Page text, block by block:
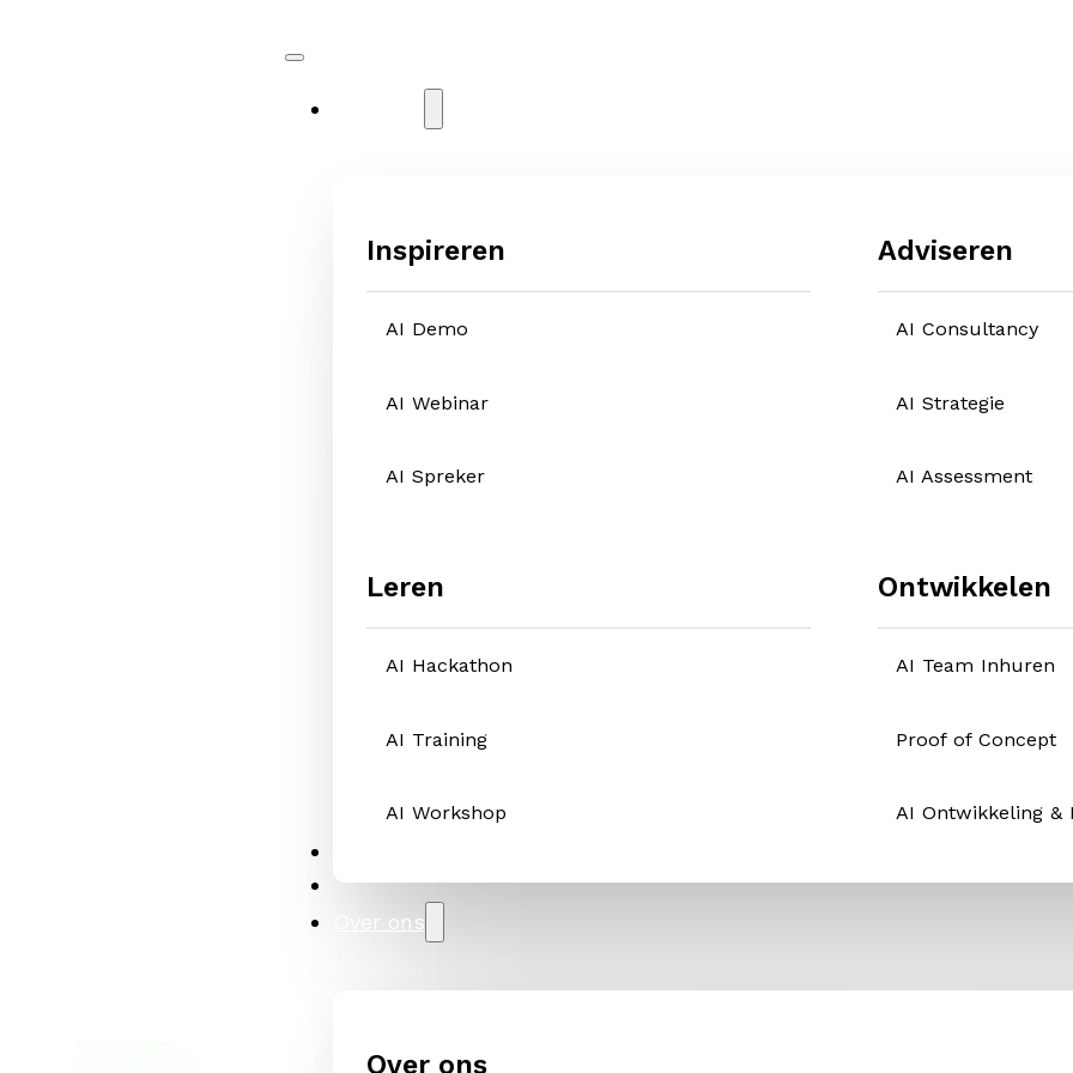
Inspireren
AI Demo
AI Webinar
AI Spreker
Leren
AI Hackathon
AI Training
AI Workshop
Adviseren
AI Consultancy
AI Strategie
AI Assessment
Ontwikkelen
AI Team Inhuren
Proof of Concept
AI Ontwikkeling &
Cases
Over ons
Over ons